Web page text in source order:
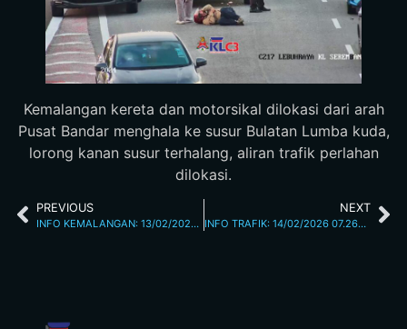
Kemalangan kereta dan motorsikal dilokasi dari arah
Pusat Bandar menghala ke susur Bulatan Lumba kuda,
lorong kanan susur terhalang, aliran trafik perlahan
dilokasi.
PREVIOUS
INFO KEMALANGAN: 13/02/2026 07.00PM JALAN DAMANSARA
NEXT
INFO TRAFIK: 14/02/2026 07.26AM